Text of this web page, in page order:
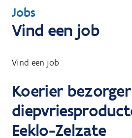
T
e
u
n
a
a
Jobs
Vind een job
Vind een job
Koerier bezorger
Eeklo-Zelzate